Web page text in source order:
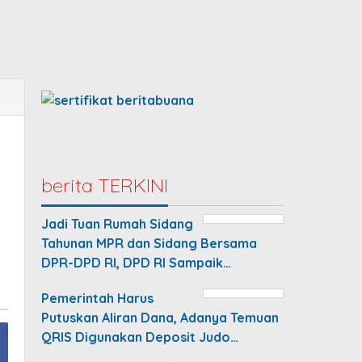
berita TERKINI
Jadi Tuan Rumah Sidang
Tahunan MPR dan Sidang Bersama
DPR-DPD RI, DPD RI Sampaik…
Pemerintah Harus
Putuskan Aliran Dana, Adanya Temuan
QRIS Digunakan Deposit Judo…